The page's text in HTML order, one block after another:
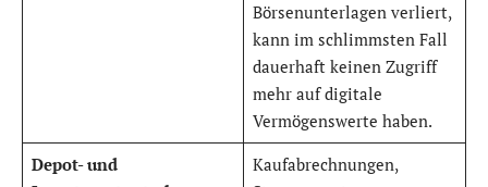
Börsenunterlagen verliert,
kann im schlimmsten Fall
dauerhaft keinen Zugriff
mehr auf digitale
Vermögenswerte haben.
Depot- und
Kaufabrechnungen,